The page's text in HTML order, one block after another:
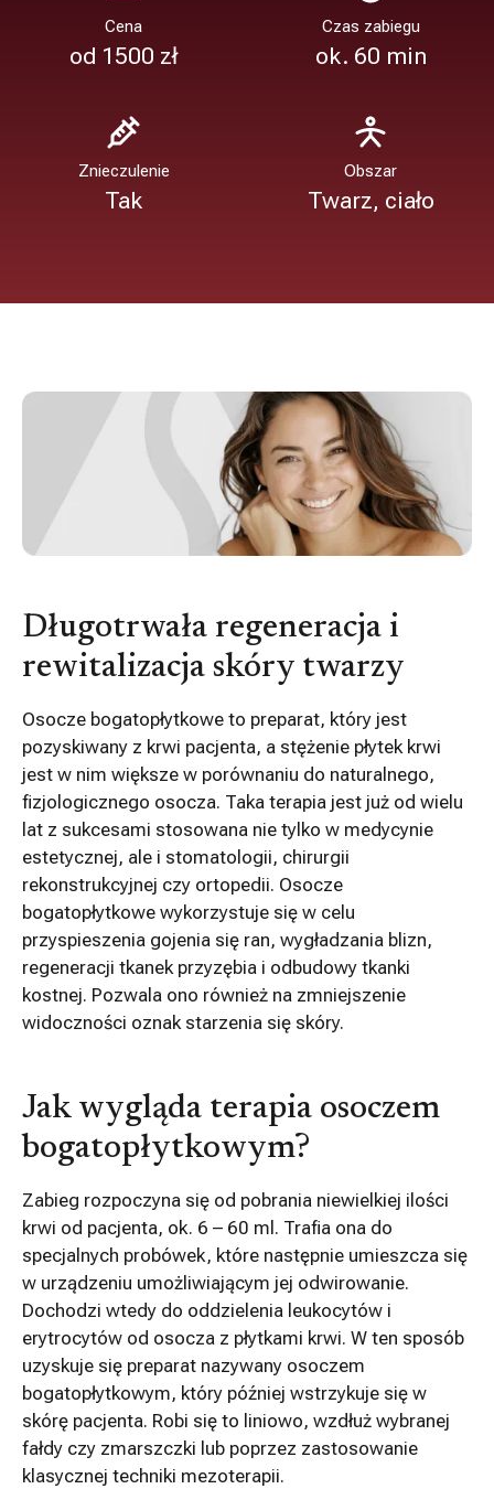
Cena
od 1500 zł
Czas zabiegu
ok. 60 min
Znieczulenie
Tak
Obszar
Twarz, ciało
Długotrwała regeneracja i
rewitalizacja skóry twarzy
Osocze bogatopłytkowe to preparat, który jest
pozyskiwany z krwi pacjenta, a stężenie płytek krwi
jest w nim większe w porównaniu do naturalnego,
fizjologicznego osocza. Taka terapia jest już od wielu
lat z sukcesami stosowana nie tylko w medycynie
estetycznej, ale i stomatologii, chirurgii
rekonstrukcyjnej czy ortopedii. Osocze
bogatopłytkowe wykorzystuje się w celu
przyspieszenia gojenia się ran, wygładzania blizn,
regeneracji tkanek przyzębia i odbudowy tkanki
kostnej. Pozwala ono również na zmniejszenie
widoczności oznak starzenia się skóry.
Jak wygląda terapia osoczem
bogatopłytkowym?
Zabieg rozpoczyna się od pobrania niewielkiej ilości
krwi od pacjenta, ok. 6 – 60 ml. Trafia ona do
specjalnych probówek, które następnie umieszcza się
w urządzeniu umożliwiającym jej odwirowanie.
Dochodzi wtedy do oddzielenia leukocytów i
erytrocytów od osocza z płytkami krwi. W ten sposób
uzyskuje się preparat nazywany osoczem
bogatopłytkowym, który później wstrzykuje się w
skórę pacjenta. Robi się to liniowo, wzdłuż wybranej
fałdy czy zmarszczki lub poprzez zastosowanie
klasycznej techniki mezoterapii.